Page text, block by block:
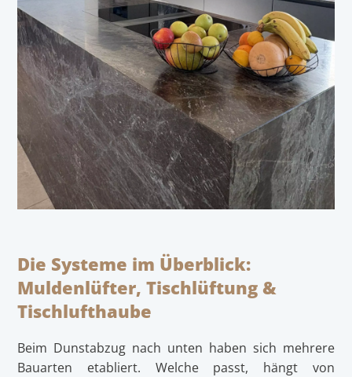
Die Systeme im Überblick:
Muldenlüfter, Tischlüftung &
Tischlufthaube
Beim Dunstabzug nach unten haben sich mehrere
Bauarten etabliert. Welche passt, hängt von